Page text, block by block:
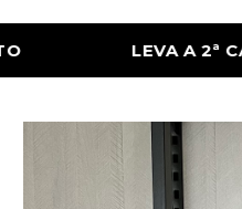
50% DE DESCONTO